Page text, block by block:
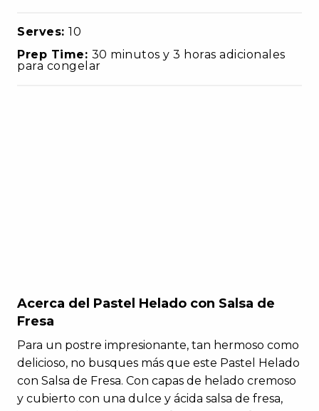
Serves: 10
Prep Time: 30 minutos y 3 horas adicionales
para congelar
Acerca del Pastel Helado con Salsa de
Fresa
Para un postre impresionante, tan hermoso como
delicioso, no busques más que este Pastel Helado
con Salsa de Fresa. Con capas de helado cremoso
y cubierto con una dulce y ácida salsa de fresa,